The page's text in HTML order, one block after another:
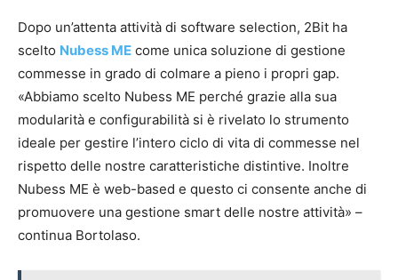
Dopo un’attenta attività di software selection, 2Bit ha
scelto Nubess ME come unica soluzione di gestione
commesse in grado di colmare a pieno i propri gap.
«Abbiamo scelto Nubess ME perché grazie alla sua
modularità e configurabilità si è rivelato lo strumento
ideale per gestire l’intero ciclo di vita di commesse nel
rispetto delle nostre caratteristiche distintive. Inoltre
Nubess ME è web-based e questo ci consente anche di
promuovere una gestione smart delle nostre attività» –
continua Bortolaso.